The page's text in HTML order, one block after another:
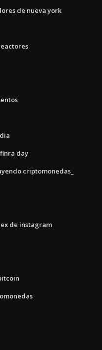
de nueva york
day
criptomonedas_
de instagram